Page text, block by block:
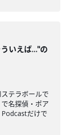
いえば…"の
テラボールで
名探偵・ポア
だけで